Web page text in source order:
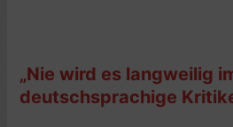
„Nie wird es langweilig
deutschsprachige